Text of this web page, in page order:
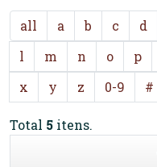
all a b c d
l
m n o p
x
y z 0-9 #
Total 5 itens.